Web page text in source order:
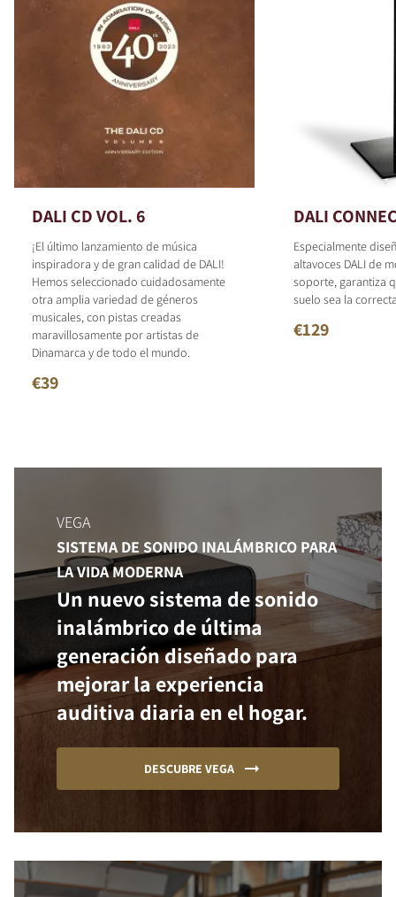
DALI CD VOL. 6
¡El último lanzamiento de música
inspiradora y de gran calidad de DALI!
Hemos seleccionado cuidadosamente
otra amplia variedad de géneros
musicales, con pistas creadas
maravillosamente por artistas de
Dinamarca y de todo el mundo.
€39
DALI
Especialmente
altavoces DALI de
soporte, garantiza
suelo sea la
€129
VEGA
SISTEMA DE SONIDO INALÁMBRICO PARA
LA VIDA MODERNA
Un nuevo sistema de sonido
inalámbrico de última
generación diseñado para
mejorar la experiencia
auditiva diaria en el hogar.
DESCUBRE VEGA